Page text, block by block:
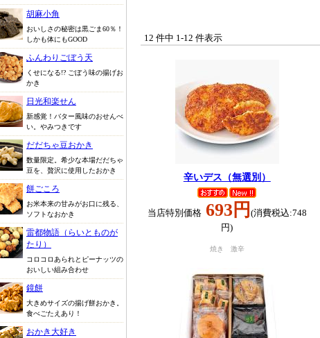
胡麻小角
おいしさの秘密は黒ごま60％！
しかも体にもGOOD
ふんわりごぼう天
くせになる!? ごぼう味の揚げお
かき
日光和楽せん
新感覚！バター風味のおせんべ
い。やみつきです
だだちゃ豆おかき
数量限定。希少な本場だだちゃ
豆を、贅沢に使用したおかき
餅ごころ
お米本来の甘みがお口に残る、
ソフトなおかき
雷都物語（らいとものが
たり）
コロコロあられとピーナッツの
おいしい組み合わせ
鏡餅
大きめサイズの揚げ餅おかき。
食べごたえあり！
おかき大好き
12 件中 1-12 件表示
辛いデス（無選別）
当店特別価格 693円(消費税込:748
円)
焼き 激辛